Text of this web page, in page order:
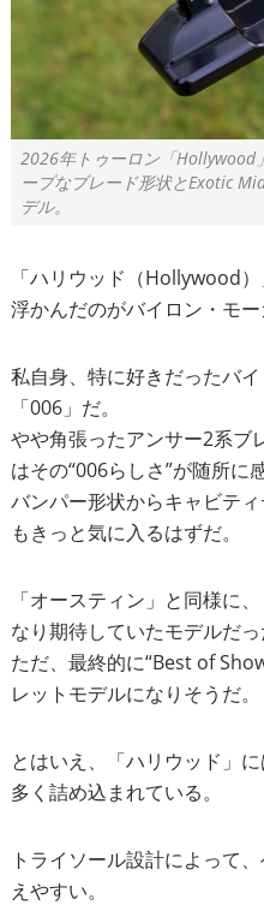
2026年トゥーロン「Hollywood
ープなブレード形状とExotic
デル。
「ハリウッド（Hollywood
浮かんだのがバイロン・モー
私自身、特に好きだったバ
「006」だ。
やや角張ったアンサー2系ブ
はその“006らしさ”が随所に
バンパー形状からキャビテ
もきっと気に入るはずだ。
「オースティン」と同様に
なり期待していたモデルだっ
ただ、最終的に“Best of
レットモデルになりそうだ。
とはいえ、「ハリウッド」
多く詰め込まれている。
トライソール設計によって
えやすい。